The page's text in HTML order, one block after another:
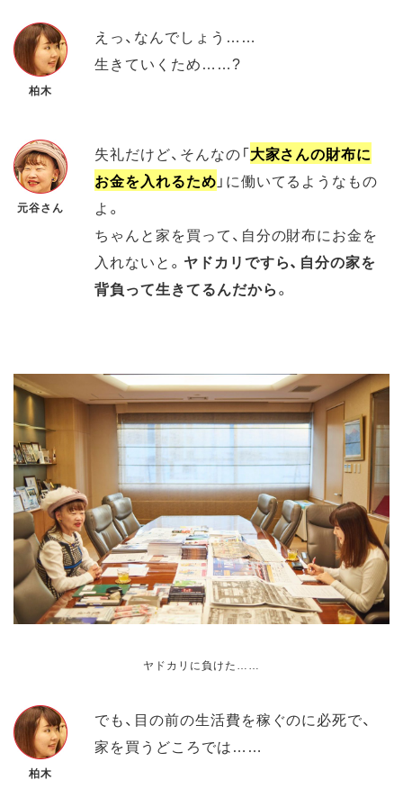
柏木
えっ、なんでしょう……
生きていくため……?
元谷さん
失礼だけど、そんなの「大家さんの財布に
お金を入れるため 」に働いてるようなもの
よ。
ちゃんと家を買って、自分の財布にお金を
入れないと。 ヤドカリですら、自分の家を
背負って生きてるんだから。
ヤドカリに負けた……
柏木
でも、目の前の生活費を稼ぐのに必死で、
家を買うどころでは……